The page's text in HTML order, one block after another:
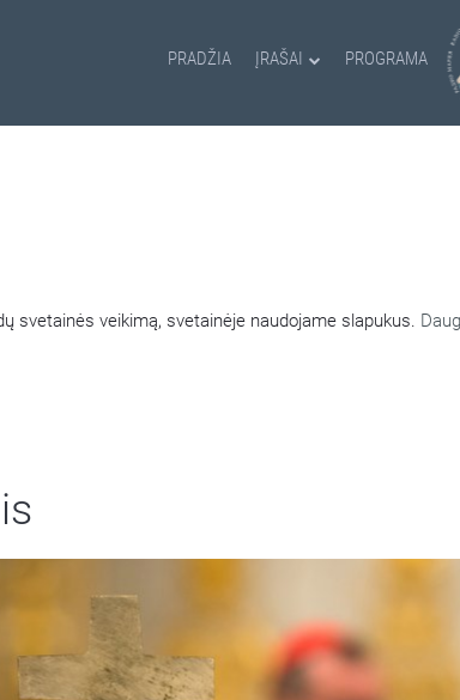
PRADŽIA ĮRAŠAI PROGRAMA
svetainės veikimą, svetainėje naudojame slapukus.